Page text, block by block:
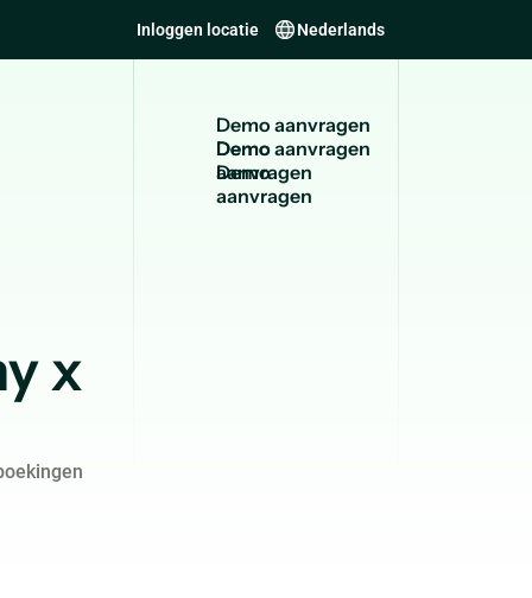
Inloggen locatie Nederlands
Demoaanvragen
Demo
aanvragen
x